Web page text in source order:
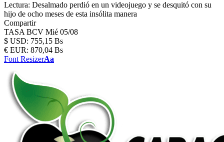
Lectura: Desalmado perdió en un videojuego y se desquitó con su
hijo de ocho meses de esta insólita manera
Compartir
TASA BCV Mié 05/08
$ USD: 755,15 Bs
€ EUR: 870,04 Bs
Font ResizerAa